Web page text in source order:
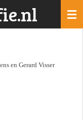
en Gerard Visser